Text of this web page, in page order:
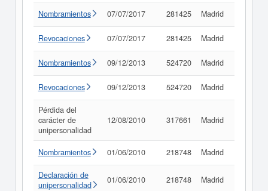
Nombramientos 07/07/2017 281425 Madrid
Revocaciones 07/07/2017 281425 Madrid
Nombramientos 09/12/2013 524720 Madrid
Revocaciones 09/12/2013 524720 Madrid
Pérdida del
carácter de
unipersonalidad
12/08/2010 317661 Madrid
Nombramientos 01/06/2010 218748 Madrid
Declaración de
unipersonalidad
01/06/2010 218748 Madrid